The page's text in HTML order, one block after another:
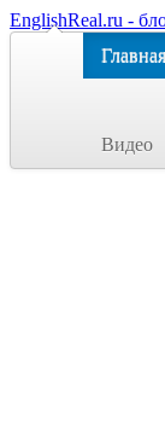
EnglishReal.ru -
Главная
Видео